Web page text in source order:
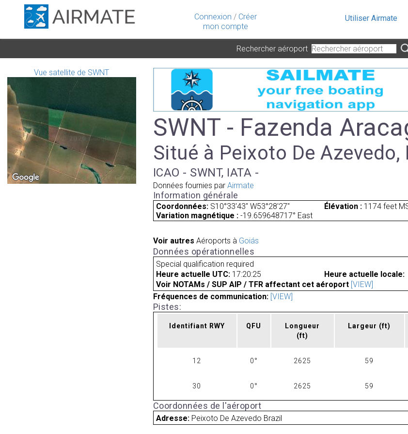
Connexion / Créer
mon compte
Utiliser Airmate
Rechercher aéroport
Vue satellite de SWNT
SWNT - Fazenda
Situé à Peixoto De Azevedo,
ICAO - SWNT, IATA -
Données fournies par Airmate
Information générale
Coordonnées: S10°33'43" W53°28'27" Élévation :1174 feet
Variation magnétique : -19.659648717° East
Voir autres Aéroports à Goiás
Données opérationnelles
Special qualification required
Heure actuelle UTC: 17:20:25
Heure actuelle locale:
Voir NOTAMs / SUP AIP / TFR affectant cet aéroport [VIEW]
Fréquences de communication: [VIEW]
Pistes:
Identifiant RWY QFU
Longueur
(ft)
Largeur (ft)
12 0° 2625 59
30 0° 2625 59
Coordonnées de l'aéroport
Adresse: Peixoto De Azevedo Brazil